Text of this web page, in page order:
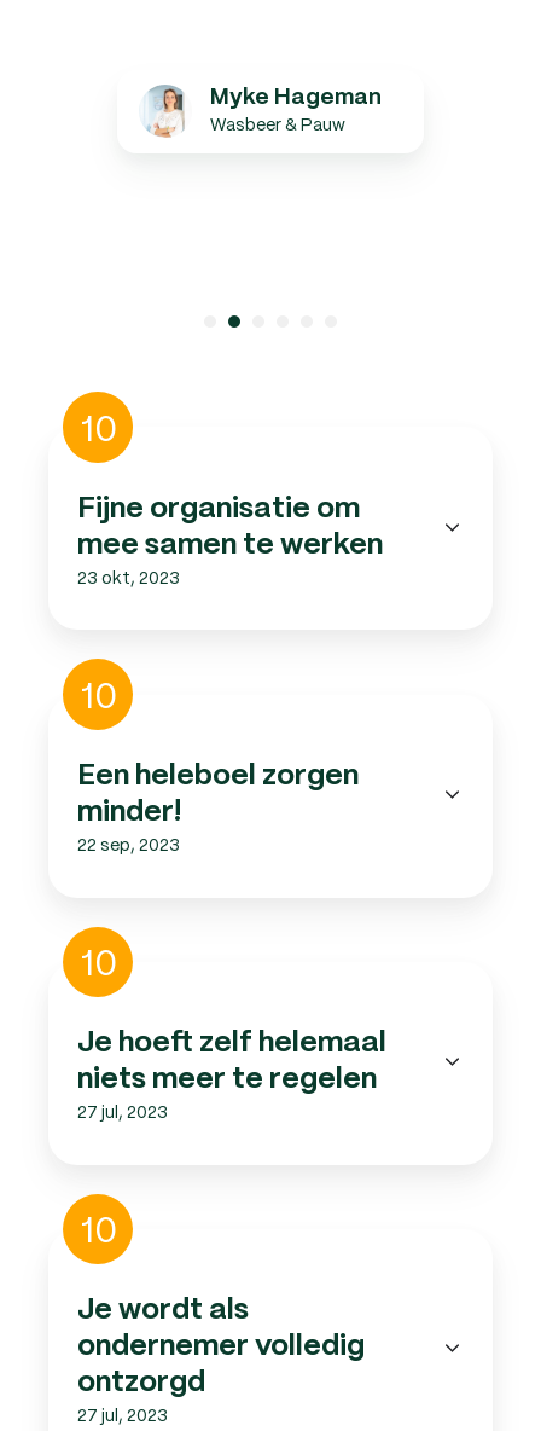
Myke Hageman
Wasbeer & Pauw
Myke
Hageman
Fijne
organisatie
om
mee
samen
werken
10
Fijne organisatie om
mee samen te werken
23 okt, 2023
Een
heleboel
zorgen
minder!
10
Een heleboel zorgen
minder!
22 sep, 2023
Je
hoeft
zelf
helemaal
niets
meer
10
Je hoeft zelf helemaal
niets meer te regelen
27 jul, 2023
Je
wordt
ondernemer
volledig
ontzorgd
10
Je wordt als
ondernemer volledig
ontzorgd
27 jul, 2023